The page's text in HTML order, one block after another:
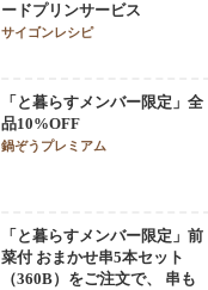
ードプリンサービス
サイゴンレシピ
「と暮らすメンバー限定」全
品10%OFF
鍋ぞうプレミアム
「と暮らすメンバー限定」前
菜付 おまかせ串5本セット
（360B）をご注文で、 串も